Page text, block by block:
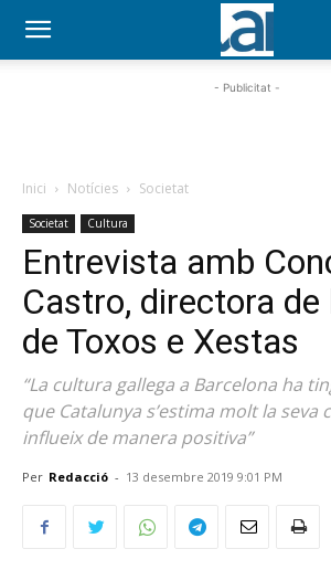
- Publicitat -
Inici Notícies Societat
Societat Cultura
Entrevista amb
Castro, directora de
de Toxos e Xestas
“La cultura gallega a Barcelona ha
que Catalunya s’estima molt la seva
influeix de manera positiva”
Per Redacció - 13 desembre 2019 9:01 PM